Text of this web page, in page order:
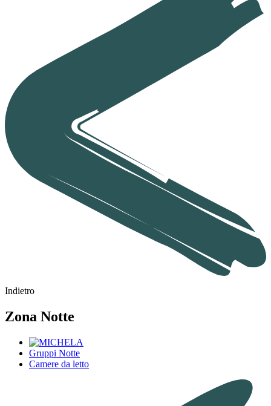
Indietro
Zona Notte
Gruppi Notte
Camere da letto